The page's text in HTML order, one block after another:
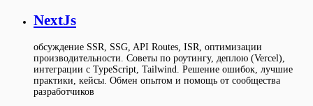
NextJs
обсуждение SSR, SSG, API Routes, ISR, оптимизации
производительности. Советы по роутингу, деплою (Vercel),
интеграции с TypeScript, Tailwind. Решение ошибок, лучшие
практики, кейсы. Обмен опытом и помощь от сообщества
разработчиков